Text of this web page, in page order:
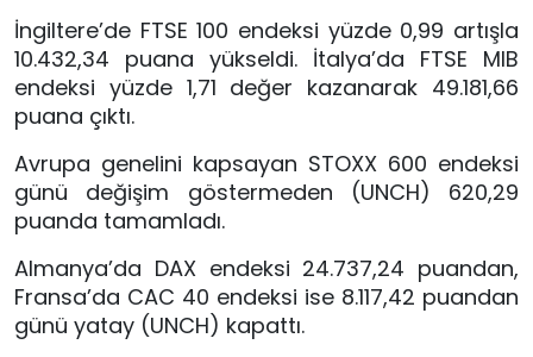
İngiltere’de FTSE 100 endeksi yüzde 0,99 artışla
10.432,34 puana yükseldi. İtalya’da FTSE MIB
endeksi yüzde 1,71 değer kazanarak 49.181,66
puana çıktı.
Avrupa genelini kapsayan STOXX 600 endeksi
günü değişim göstermeden (UNCH) 620,29
puanda tamamladı.
Almanya’da DAX endeksi 24.737,24 puandan,
Fransa’da CAC 40 endeksi ise 8.117,42 puandan
günü yatay (UNCH) kapattı.